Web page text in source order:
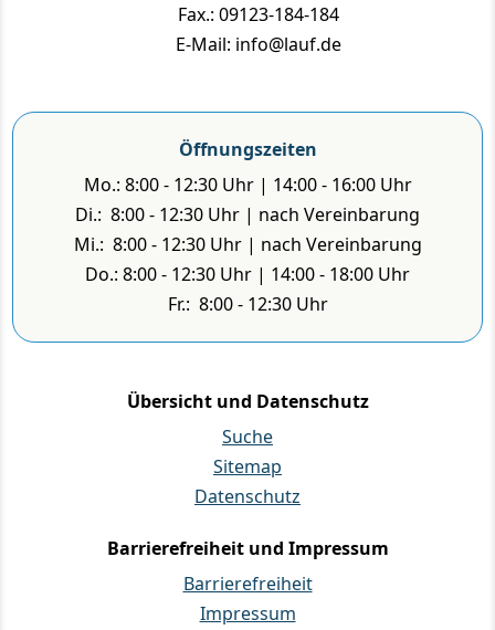
Fax.: 09123-184-184
E-Mail: info@lauf.de
Öffnungszeiten
Mo.: 8:00 - 12:30 Uhr | 14:00 - 16:00 Uhr
Di.: 8:00 - 12:30 Uhr | nach Vereinbarung
Mi.: 8:00 - 12:30 Uhr | nach Vereinbarung
Do.: 8:00 - 12:30 Uhr | 14:00 - 18:00 Uhr
Fr.: 8:00 - 12:30 Uhr
Übersicht und Datenschutz
Suche
Sitemap
Datenschutz
Barrierefreiheit und Impressum
Barrierefreiheit
Impressum